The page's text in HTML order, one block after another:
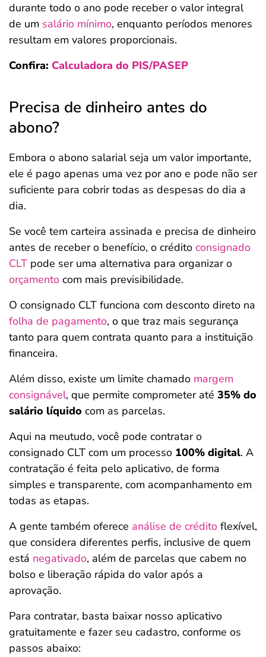
durante todo o ano pode receber o valor integral
de um salário mínimo, enquanto períodos menores
resultam em valores proporcionais.
Confira: Calculadora do PIS/PASEP
Precisa de dinheiro antes do
abono?
Embora o abono salarial seja um valor importante,
ele é pago apenas uma vez por ano e pode não ser
suficiente para cobrir todas as despesas do dia a
dia.
Se você tem carteira assinada e precisa de dinheiro
antes de receber o benefício, o crédito consignado
CLT pode ser uma alternativa para organizar o
orçamento com mais previsibilidade.
O consignado CLT funciona com desconto direto na
folha de pagamento, o que traz mais segurança
tanto para quem contrata quanto para a instituição
financeira.
Além disso, existe um limite chamado margem
consignável, que permite comprometer até 35% do
salário líquido com as parcelas.
Aqui na meutudo, você pode contratar o
consignado CLT com um processo 100% digital. A
contratação é feita pelo aplicativo, de forma
simples e transparente, com acompanhamento em
todas as etapas.
A gente também oferece análise de crédito flexível,
que considera diferentes perfis, inclusive de quem
está negativado, além de parcelas que cabem no
bolso e liberação rápida do valor após a
aprovação.
Para contratar, basta baixar nosso aplicativo
gratuitamente e fazer seu cadastro, conforme os
passos abaixo: